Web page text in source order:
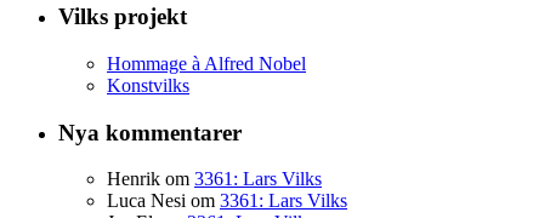
Vilks projekt
Hommage à Alfred Nobel
Konstvilks
Nya kommentarer
Henrik om 3361: Lars Vilks
Luca Nesi om 3361: Lars Vilks